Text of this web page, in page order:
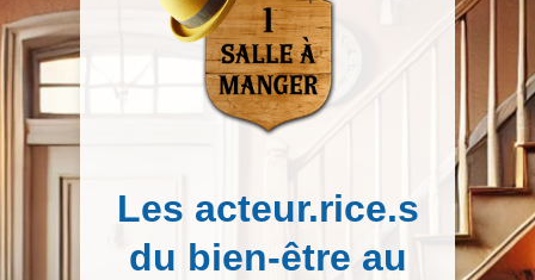
Les acteur.rice.s
du bien-être au